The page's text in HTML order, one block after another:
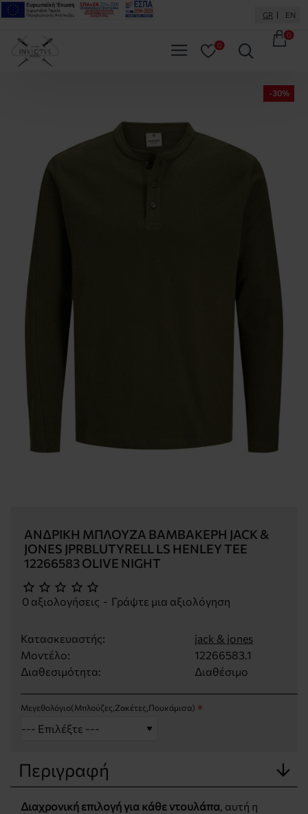
GR EN
0
0
-30%
ΑΝΔΡΙΚΉ ΜΠΛΟΎΖΑ ΒΑΜΒΑΚΕΡΉ JACK &
JONES JPRBLUTYRELL LS HENLEY TEE
12266583 OLIVE NIGHT
Κατασκευαστής:
jack & jones
Μοντέλο:
12266583.1
Διαθεσιμότητα:
Διαθέσιμο
0 αξιολογήσεις - Γράψτε μια αξιολόγηση
Μεγεθολόγιο(Μπλούζες,Ζακέτες,Πουκάμισα)
Περιγραφή
Διαχρονική επιλογή για κάθε ντουλάπα , αυτή η